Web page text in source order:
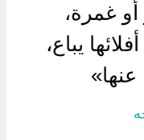
غمرة،
يباع،